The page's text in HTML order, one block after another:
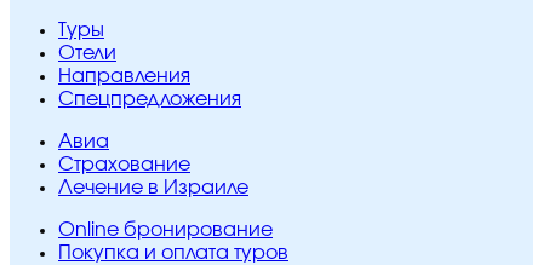
Туры
Отели
Направления
Спецпредложения
Авиа
Страхование
Лечение в Израиле
Online бронирование
Покупка и оплата туров